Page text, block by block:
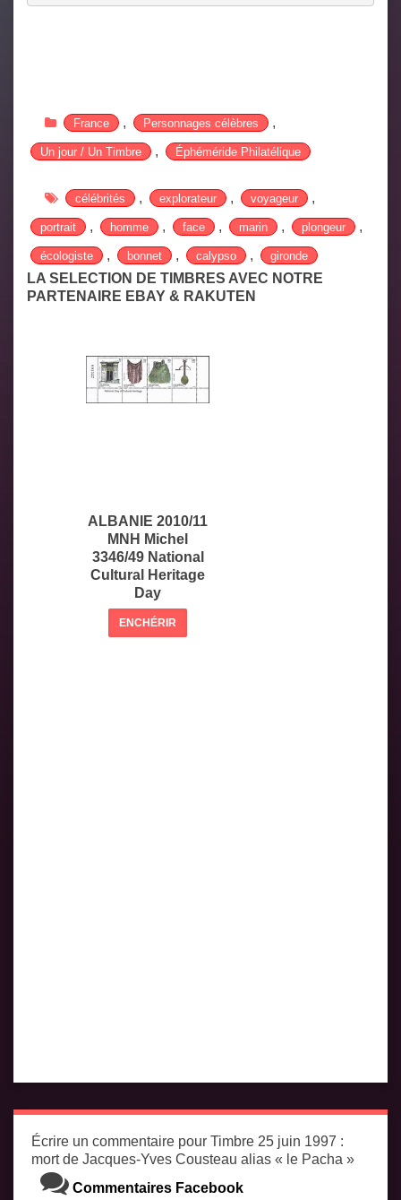
France , Personnages célèbres ,
Un jour / Un Timbre , Éphéméride Philatélique
célébrités , explorateur , voyageur ,
portrait , homme , face , marin , plongeur ,
écologiste , bonnet , calypso , gironde
LA SELECTION DE TIMBRES AVEC NOTRE
PARTENAIRE EBAY & RAKUTEN
ALBANIE 2010/11
MNH Michel
3346/49 National
Cultural Heritage
Day
ENCHÉRIR
Écrire un commentaire pour Timbre 25 juin 1997 :
mort de Jacques-Yves Cousteau alias « le Pacha »
Commentaires Facebook